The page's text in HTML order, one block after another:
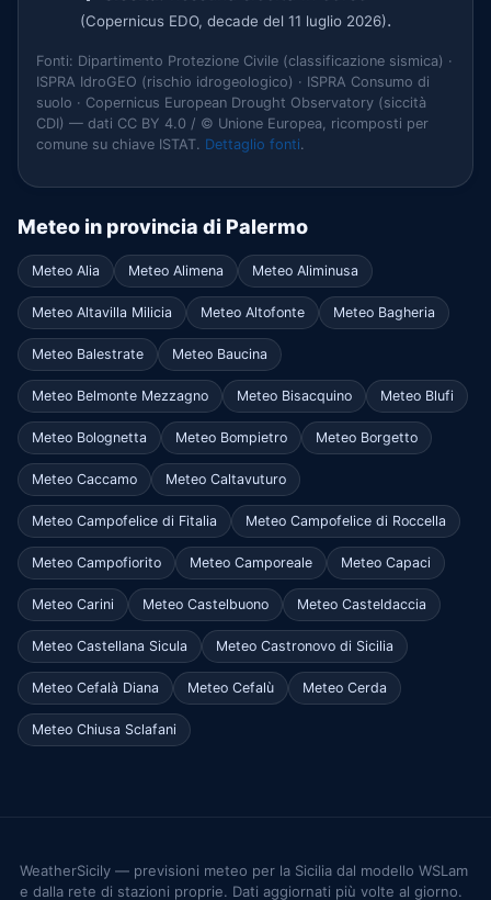
(Copernicus EDO, decade del 11 luglio 2026).
Fonti: Dipartimento Protezione Civile (classificazione sismica) ·
ISPRA IdroGEO (rischio idrogeologico) · ISPRA Consumo di
suolo · Copernicus European Drought Observatory (siccità
CDI) — dati CC BY 4.0 / © Unione Europea, ricomposti per
comune su chiave ISTAT. Dettaglio fonti.
Meteo in provincia di Palermo
Meteo Alia Meteo Alimena Meteo Aliminusa
Meteo Altavilla Milicia Meteo Altofonte Meteo Bagheria
Meteo Balestrate Meteo Baucina
Meteo Belmonte Mezzagno Meteo Bisacquino Meteo Blufi
Meteo Bolognetta Meteo Bompietro Meteo Borgetto
Meteo Caccamo Meteo Caltavuturo
Meteo Campofelice di Fitalia Meteo Campofelice di Roccella
Meteo Campofiorito Meteo Camporeale Meteo Capaci
Meteo Carini Meteo Castelbuono Meteo Casteldaccia
Meteo Castellana Sicula Meteo Castronovo di Sicilia
Meteo Cefalà Diana Meteo Cefalù Meteo Cerda
Meteo Chiusa Sclafani
WeatherSicily — previsioni meteo per la Sicilia dal modello WSLam
e dalla rete di stazioni proprie. Dati aggiornati più volte al giorno.